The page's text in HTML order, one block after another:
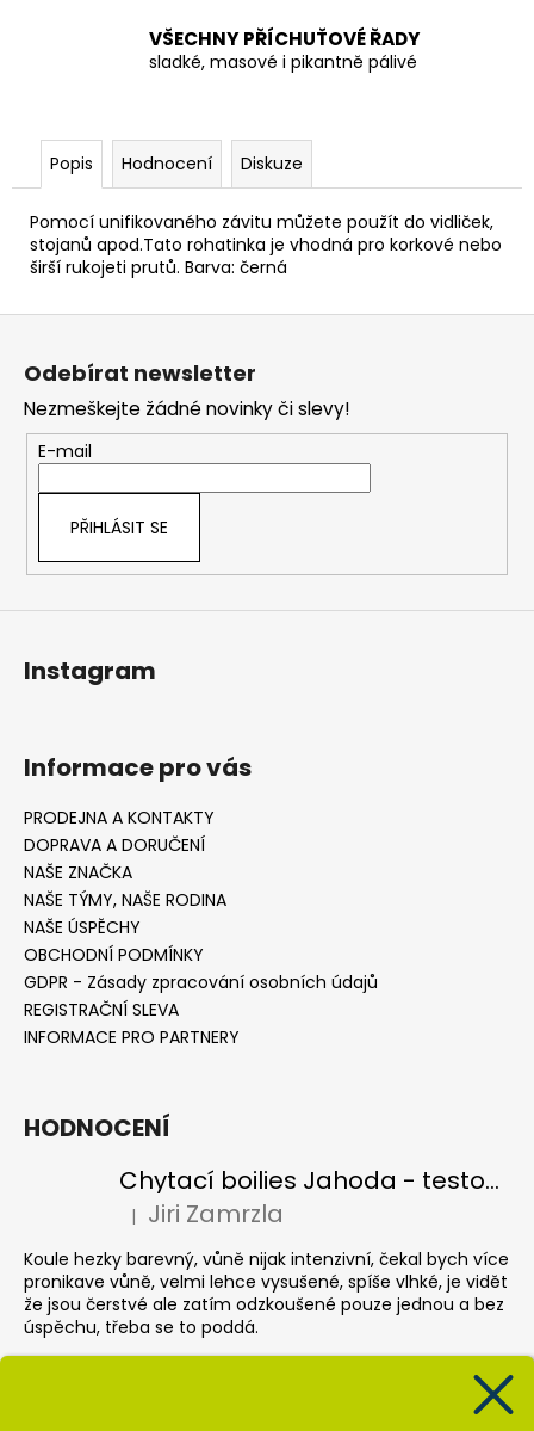
VŠECHNY PŘÍCHUŤOVÉ ŘADY
sladké, masové i pikantně pálivé
Popis Hodnocení Diskuze
Pomocí unifikovaného závitu můžete použít do vidliček,
stojanů apod.Tato rohatinka je vhodná pro korkové nebo
širší rukojeti prutů. Barva: černá
Z
Odebírat newsletter
Nezmeškejte žádné novinky či slevy!
E-mail
PŘIHLÁSIT SE
Instagram
Informace pro vás
PRODEJNA A KONTAKTY
DOPRAVA A DORUČENÍ
NAŠE ZNAČKA
NAŠE TÝMY, NAŠE RODINA
NAŠE ÚSPĚCHY
OBCHODNÍ PODMÍNKY
GDPR - Zásady zpracování osobních údajů
REGISTRAČNÍ SLEVA
INFORMACE PRO PARTNERY
HODNOCENÍ
Chytací boilies Jahoda - testovací balení
Hodnocení produktu je 4 z 5 hvězdiček.
| Jiri Zamrzla
Koule hezky barevný, vůně nijak intenzivní, čekal bych více
pronikave vůně, velmi lehce vysušené, spíše vlhké, je vidět
že jsou čerstvé ale zatím odzkoušené pouze jednou a bez
úspěchu, třeba se to poddá.